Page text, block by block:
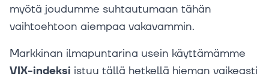
myötä joudumme suhtautumaan tähän
vaihtoehtoon aiempaa vakavammin.
Markkinan ilmapuntarina usein käyttämämme
VIX-indeksi istuu tällä hetkellä hieman vaikeasti